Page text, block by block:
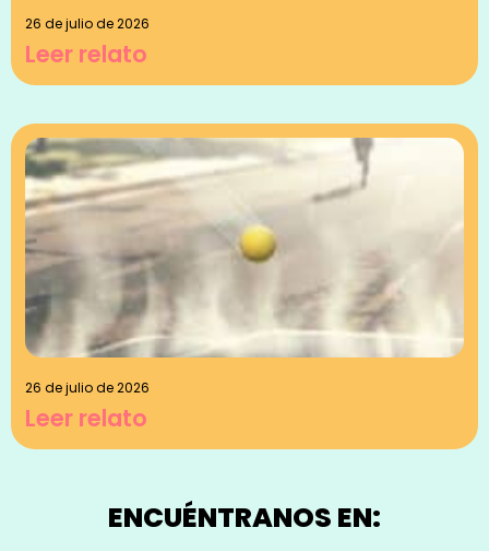
26 de julio de 2026
Leer relato
26 de julio de 2026
Leer relato
ENCUÉNTRANOS EN: